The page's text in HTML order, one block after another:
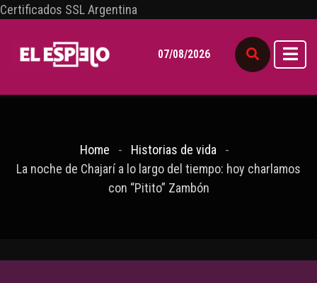
Certificados SSL Argentina
07/08/2026
Home
Historias de vida
La noche de Chajarí a lo largo del tiempo: hoy charlamos
con “Pitito” Zambón